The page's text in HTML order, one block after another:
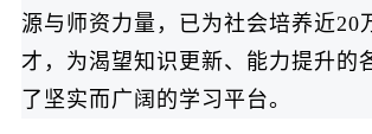
源与师资力量，已为社会培养近20
才，为渴望知识更新、能力提升的
了坚实而广阔的学习平台。